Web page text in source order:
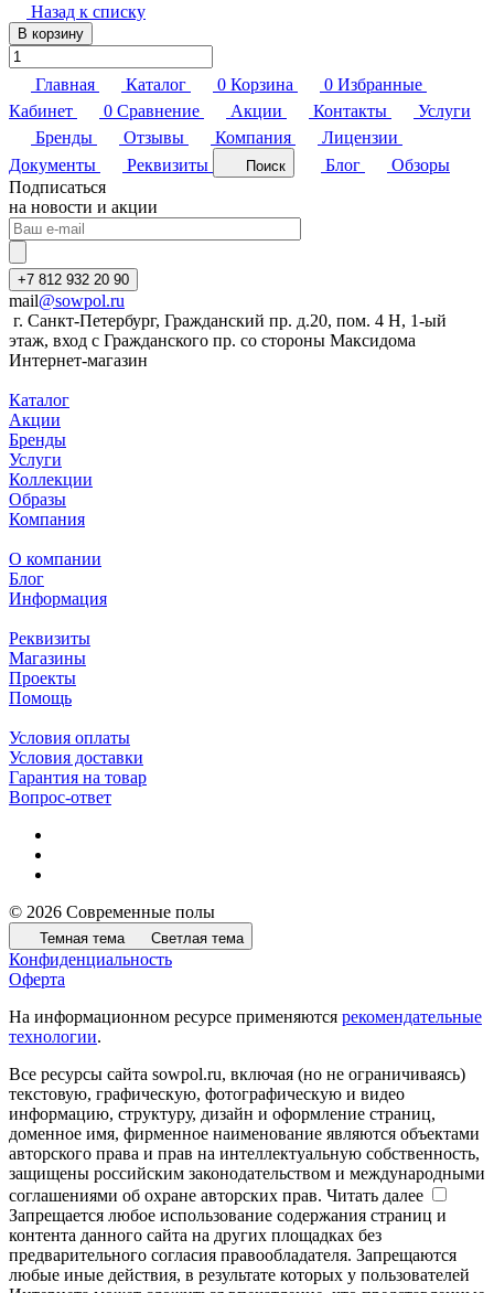
Назад к списку
В корзину
Главная Каталог 0 Корзина 0 Избранные
Кабинет
0 Сравнение Акции Контакты
Услуги
Бренды
Отзывы Компания
Лицензии
Документы
Реквизиты Поиск Блог
Обзоры
Подписаться
на новости и акции
+7 812 932 20 90
mail@sowpol.ru
г. Санкт-Петербург, Гражданский пр. д.20, пом. 4 Н, 1-ый
этаж, вход с Гражданского пр. со стороны Максидома
Интернет-магазин
Каталог
Акции
Бренды
Услуги
Коллекции
Образы
Компания
О компании
Блог
Информация
Реквизиты
Магазины
Проекты
Помощь
Условия оплаты
Условия доставки
Гарантия на товар
Вопрос-ответ
© 2026 Современные полы
Темная тема Светлая тема
Конфиденциальность
Оферта
На информационном ресурсе применяются рекомендательные
технологии.
Все ресурсы сайта sowpol.ru, включая (но не ограничиваясь)
текстовую, графическую, фотографическую и видео
информацию, структуру, дизайн и оформление страниц,
доменное имя, фирменное наименование являются объектами
авторского права и прав на интеллектуальную собственность,
защищены российским законодательством и международными
соглашениями об охране авторских прав. Читать далее
Запрещается любое использование содержания страниц и
контента данного сайта на других площадках без
предварительного согласия правообладателя. Запрещаются
любые иные действия, в результате которых у пользователей